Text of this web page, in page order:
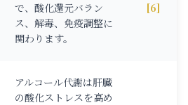
で、酸化還元バラン
ス、解毒、免疫調整に
関わります。
[6]
アルコール代謝は肝臓
の酸化ストレスを高め